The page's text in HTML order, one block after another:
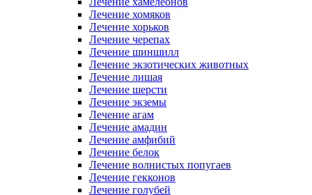
Лечение хомяков
Лечение хорьков
Лечение черепах
Лечение шиншилл
Лечение экзотических животных
Лечение лишая
Лечение шерсти
Лечение экземы
Лечение агам
Лечение амадин
Лечение амфибий
Лечение белок
Лечение волнистых попугаев
Лечение гекконов
Лечение голубей